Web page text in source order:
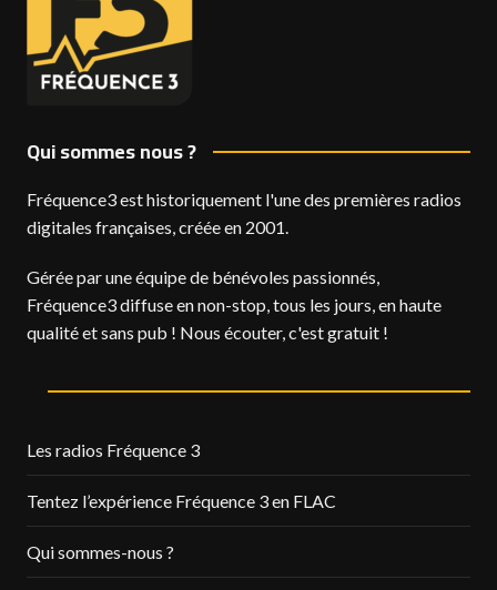
Qui sommes nous ?
Fréquence3 est historiquement l'une des premières radios
digitales françaises, créée en 2001.
Gérée par une équipe de bénévoles passionnés,
Fréquence3 diffuse en non-stop, tous les jours, en haute
qualité et sans pub ! Nous écouter, c'est gratuit !
Les radios Fréquence 3
Tentez l’expérience Fréquence 3 en FLAC
Qui sommes-nous ?